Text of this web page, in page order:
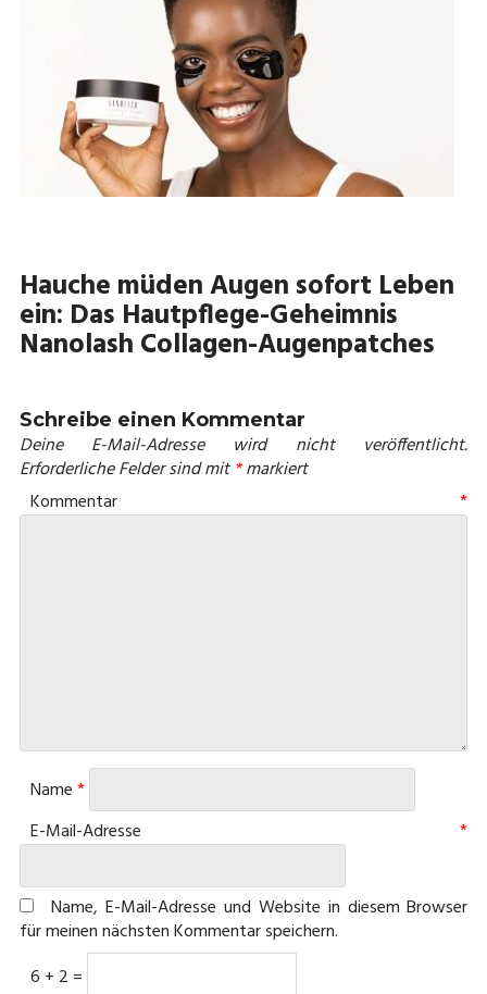
Hauche müden Augen sofort Leben
ein: Das Hautpflege-Geheimnis
Nanolash Collagen-Augenpatches
Schreibe einen Kommentar
Deine E-Mail-Adresse wird nicht veröffentlicht.
Erforderliche Felder sind mit*markiert
Kommentar*
Name*
E-Mail-Adresse*
Name, E-Mail-Adresse und Website in diesem Browser
für meinen nächsten Kommentar speichern.
6 + 2 =